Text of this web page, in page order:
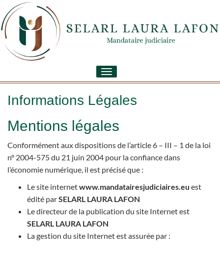
Toggle
navigation
Informations Légales
Mentions légales
Conformément aux dispositions de l’article 6 – III – 1 de la loi
n° 2004-575 du 21 juin 2004 pour la confiance dans
l’économie numérique, il est précisé que :
Le site internetwww.mandatairesjudiciaires.eu est
édité parSELARL LAURA LAFON
Le directeur de la publication du site Internet est
SELARL LAURA LAFON
La gestion du site Internet est assurée par :